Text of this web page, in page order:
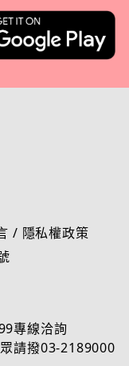
/ 隱私權政策
專線洽詢
請撥03-2189000